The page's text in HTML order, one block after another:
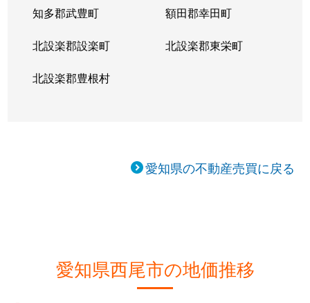
知多郡武豊町 額田郡幸田町
北設楽郡設楽町 北設楽郡東栄町
北設楽郡豊根村
愛知県の不動産売買に戻る
愛知県西尾市の地価推移